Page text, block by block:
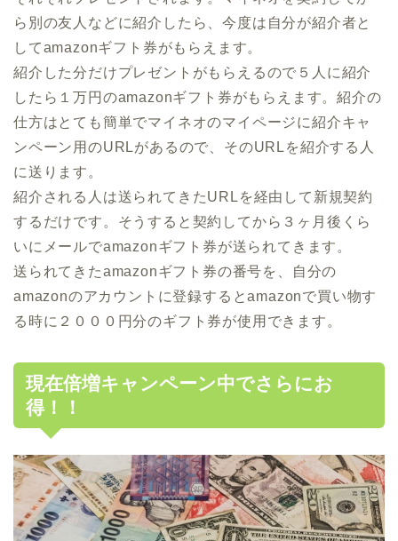
ら別の友人などに紹介したら、今度は自分が紹介者と
してamazonギフト券がもらえます。
紹介した分だけプレゼントがもらえるので５人に紹介
したら１万円のamazonギフト券がもらえます。紹介の
仕方はとても簡単でマイネオのマイページに紹介キャ
ンペーン用のURLがあるので、そのURLを紹介する人
に送ります。
紹介される人は送られてきたURLを経由して新規契約
するだけです。そうすると契約してから３ヶ月後くら
いにメールでamazonギフト券が送られてきます。
送られてきたamazonギフト券の番号を、自分の
amazonのアカウントに登録するとamazonで買い物す
る時に２０００円分のギフト券が使用できます。
現在倍増キャンペーン中でさらにお
得！！